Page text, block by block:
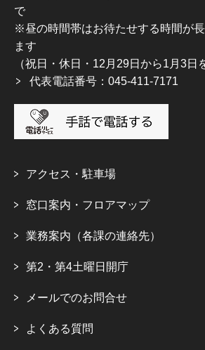
で
※昼の時間帯はお待たせする時間が
ます
（祝日・休日・12月29日から1月3日
代表電話番号：045-411-7171
アクセス・駐車場
窓口案内・フロアマップ
業務案内（各課の連絡先）
第2・第4土曜日開庁
メールでのお問合せ
よくある質問